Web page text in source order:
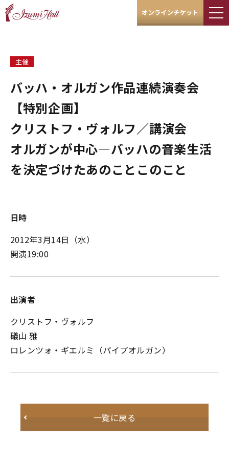
オンラインチケット
主催
バッハ・オルガン作品連続演奏会
【特別企画】
クリストフ・ヴォルフ／講演会
オルガンが中心―バッハの音楽生活
を決定づけたあのことこのこと
日時
2012年3月14日（水）
開演19:00
出演者
クリストフ・ヴォルフ
礒山 雅
ロレンツォ・ギエルミ（パイプオルガン）
一覧に戻る